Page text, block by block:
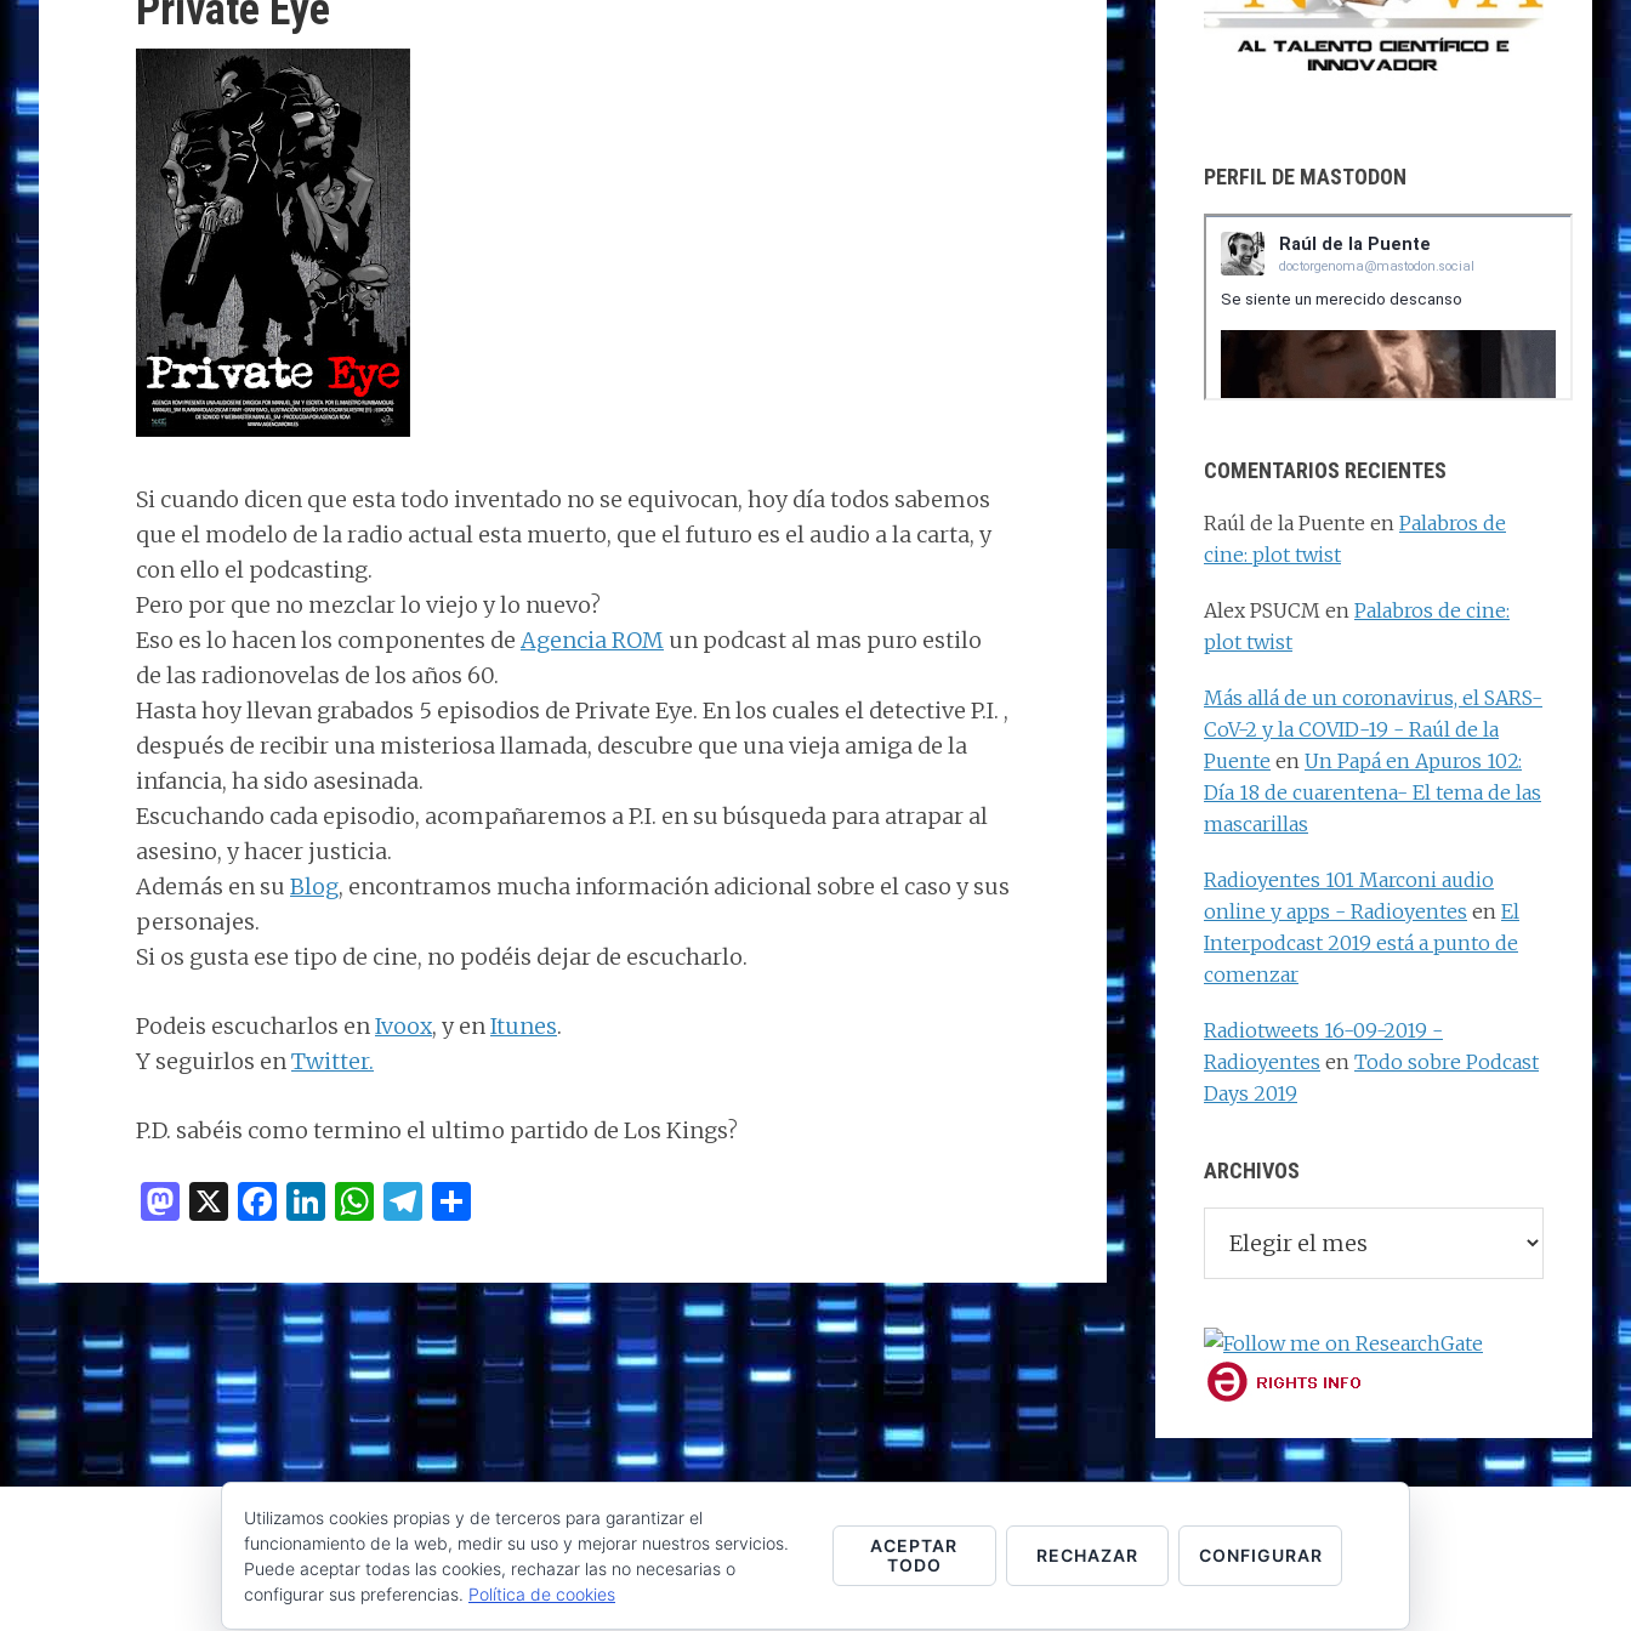
Si cuando dicen que esta todo inventado no se equivocan, hoy día todos sabemos
que el modelo de la radio actual esta muerto, que el futuro es el audio a la carta, y
con ello el podcasting.
Pero por que no mezclar lo viejo y lo nuevo?
Eso es lo hacen los componentes de Agencia ROM un podcast al mas puro estilo
de las radionovelas de los años 60.
Hasta hoy llevan grabados 5 episodios de Private Eye. En los cuales el detective P.I. ,
después de recibir una misteriosa llamada, descubre que una vieja amiga de la
infancia, ha sido asesinada.
Escuchando cada episodio, acompañaremos a P.I. en su búsqueda para atrapar al
asesino, y hacer justicia.
Además en su Blog, encontramos mucha información adicional sobre el caso y sus
personajes.
Si os gusta ese tipo de cine, no podéis dejar de escucharlo.
Podeis escucharlos enIvoox, y enItunes.
Y seguirlos enTwitter.
P.D. sabéis como termino el ultimo partido de Los Kings?
M
to
d
o
n
X F
ce
b
o
o
Li
k
e
dI
n
W
at
s
A
p
p
T
e
g
ra
m
m
ar
ti
PERFIL DE MASTODON
COMENTARIOS RECIENTES
Raúl de la Puente en Palabros de
cine: plot twist
Alex PSUCM en Palabros de cine:
plot twist
Más allá de un coronavirus, el SARS-
CoV-2 y la COVID-19 - Raúl de la
Puente en Un Papá en Apuros 102:
Día 18 de cuarentena- El tema de las
mascarillas
Radioyentes 101 Marconi audio
online y apps - Radioyentes en El
Interpodcast 2019 está a punto de
comenzar
Radiotweets 16-09-2019 -
Radioyentes en Todo sobre Podcast
Days 2019
ARCHIVOS
Raúl de la Puente - Derechos reservados© 2026 · Acceder
Utilizamos cookies propias y de terceros para garantizar el
funcionamiento de la web, medir su uso y mejorar nuestros servicios.
Puede aceptar todas las cookies, rechazar las no necesarias o
configurar sus preferencias. Política de cookies
ACEPTAR
TODO
RECHAZAR CONFIGURAR